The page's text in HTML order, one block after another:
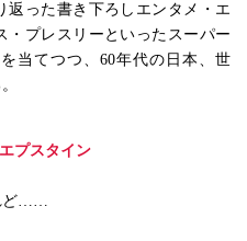
返った書き下ろしエンタメ・エ
・プレスリーといったスーパー
当てつつ、60年代の日本、世
プスタイン
ど……